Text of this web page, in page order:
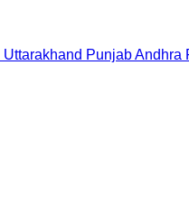
Uttarakhand PunjabAndhra